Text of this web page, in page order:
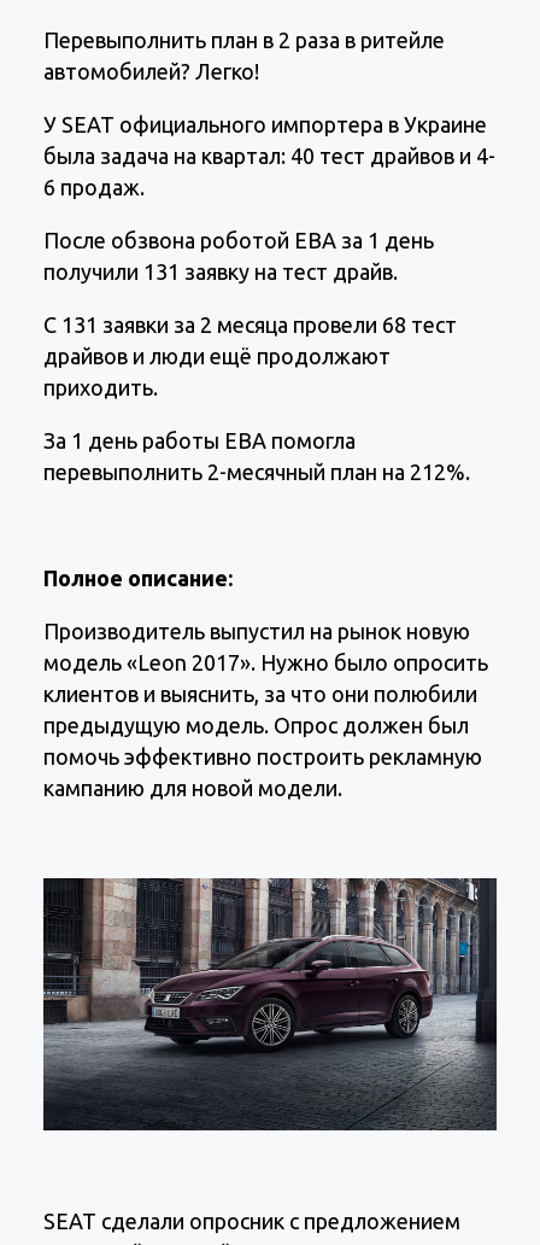
Перевыполнить план в 2 раза в ритейле
автомобилей? Легко!
У SEAT официального импортера в Украине
была задача на квартал: 40 тест драйвов и 4-
6 продаж.
После обзвона роботой ЕВА за 1 день
получили 131 заявку на тест драйв.
С 131 заявки за 2 месяца провели 68 тест
драйвов и люди ещё продолжают
приходить.
За 1 день работы ЕВА помогла
перевыполнить 2-месячный план на 212%.
Полное описание:
Производитель выпустил на рынок новую
модель «Leon 2017». Нужно было опросить
клиентов и выяснить, за что они полюбили
предыдущую модель. Опрос должен был
помочь эффективно построить рекламную
кампанию для новой модели.
SEAT сделали опросник с предложением